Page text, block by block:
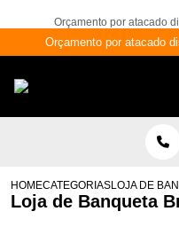
Orçamento por atacado
Orçamento por atacado
HOMECATEGORIASLOJA DE
Loja de Banqueta